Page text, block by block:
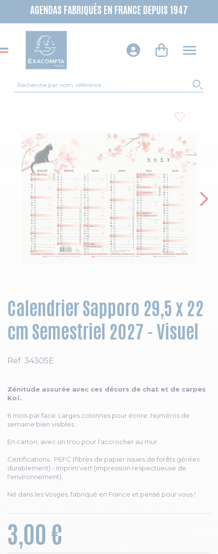
AGENDAS FABRIQUÉS EN FRANCE DEPUIS 1947
Calendrier Sapporo 29,5 x 22
cm Semestriel 2027 - Visuel
Ref. 34305E
Zénitude assurée avec ces décors de chat et de carpes
Koï.
6 mois par face. Larges colonnes pour écrire. Numéros de
semaine bien visibles.
En carton, avec un trou pour l'accrocher au mur.
Certifications : PEFC (fibres de papier issues de forêts gérées
durablement) - Imprim'vert (impression respectueuse de
l'environnement).
Né dans les Vosges, fabriqué en France et pensé pour vous !
3,00 €